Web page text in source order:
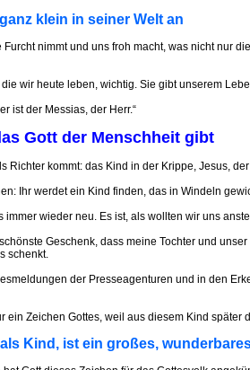
klein in seiner Welt an
nimmt und uns froh macht, was nicht nur
wir heute leben, wichtig. Sie gibt unserem
ist der Messias, der Herr.“
Gott der Menschheit gibt
Richter kommt: das Kind in der Krippe, Jesus,
Ihr werdet ein Kind finden, das in Windeln
immer wieder neu. Es ist, als wollten wir uns
Geschenk, dass meine Tochter und
schenkt.
der Presseagenturen und in den
ein Zeichen Gottes, weil aus diesem Kind
Kind, ist ein großes,